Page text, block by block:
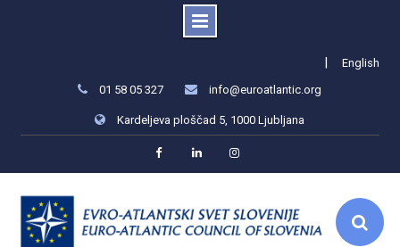
|English
01 58 05 327
info@euroatlantic.org
Kardeljeva ploščad 5, 1000 Ljubljana
FacebookLinkedInInstagram